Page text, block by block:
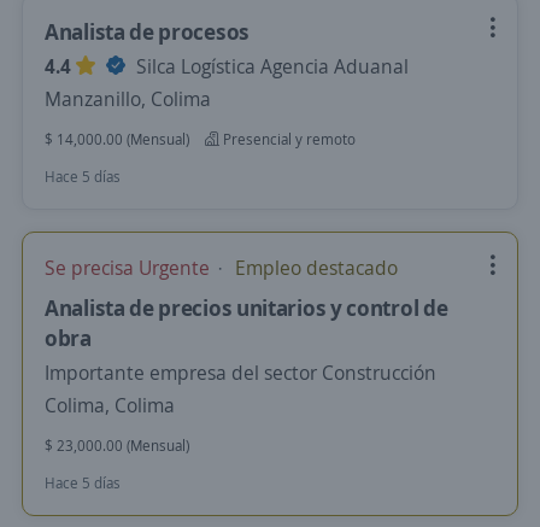
Analista de procesos
4.4
Silca Logística Agencia Aduanal
Manzanillo, Colima
$ 14,000.00 (Mensual)
Presencial y remoto
Hace 5 días
Se precisa Urgente Empleo destacado
Analista de precios unitarios y control de
obra
Importante empresa del sector Construcción
Colima, Colima
$ 23,000.00 (Mensual)
Hace 5 días